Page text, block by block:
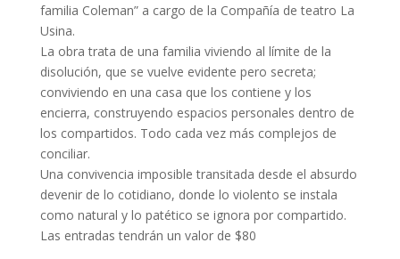
familia Coleman” a cargo de la Compañía de teatro La
Usina.
La obra trata de una familia viviendo al límite de la
disolución, que se vuelve evidente pero secreta;
conviviendo en una casa que los contiene y los
encierra, construyendo espacios personales dentro de
los compartidos. Todo cada vez más complejos de
conciliar.
Una convivencia imposible transitada desde el absurdo
devenir de lo cotidiano, donde lo violento se instala
como natural y lo patético se ignora por compartido.
Las entradas tendrán un valor de $80